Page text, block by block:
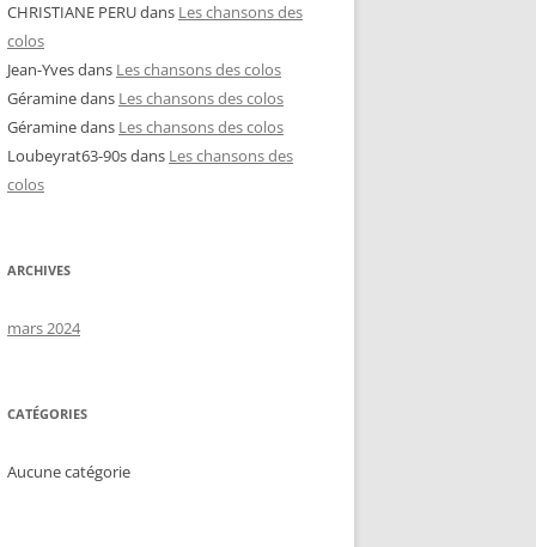
CHRISTIANE PERUdans Les chansons des
colos
Jean-Yvesdans Les chansons des colos
Géraminedans Les chansons des colos
Géraminedans Les chansons des colos
Loubeyrat63-90sdans Les chansons des
colos
ARCHIVES
mars 2024
CATÉGORIES
Aucune catégorie